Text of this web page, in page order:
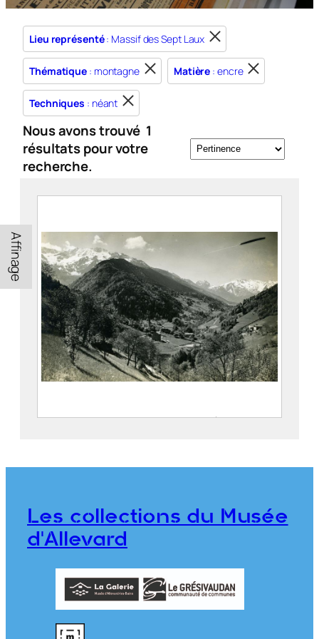
Lieu représenté: Massif des Sept Laux
Thématique : montagne Matière : encre
Techniques : néant
Nous avons trouvé 1
résultats pour votre
recherche.
Affinage
Le village de Pinsot et les vallées du
FEUGIER, Albert Marius (Saint-
Société Agfa
CE2020.1.470
Les collections du Musée
d'Allevard